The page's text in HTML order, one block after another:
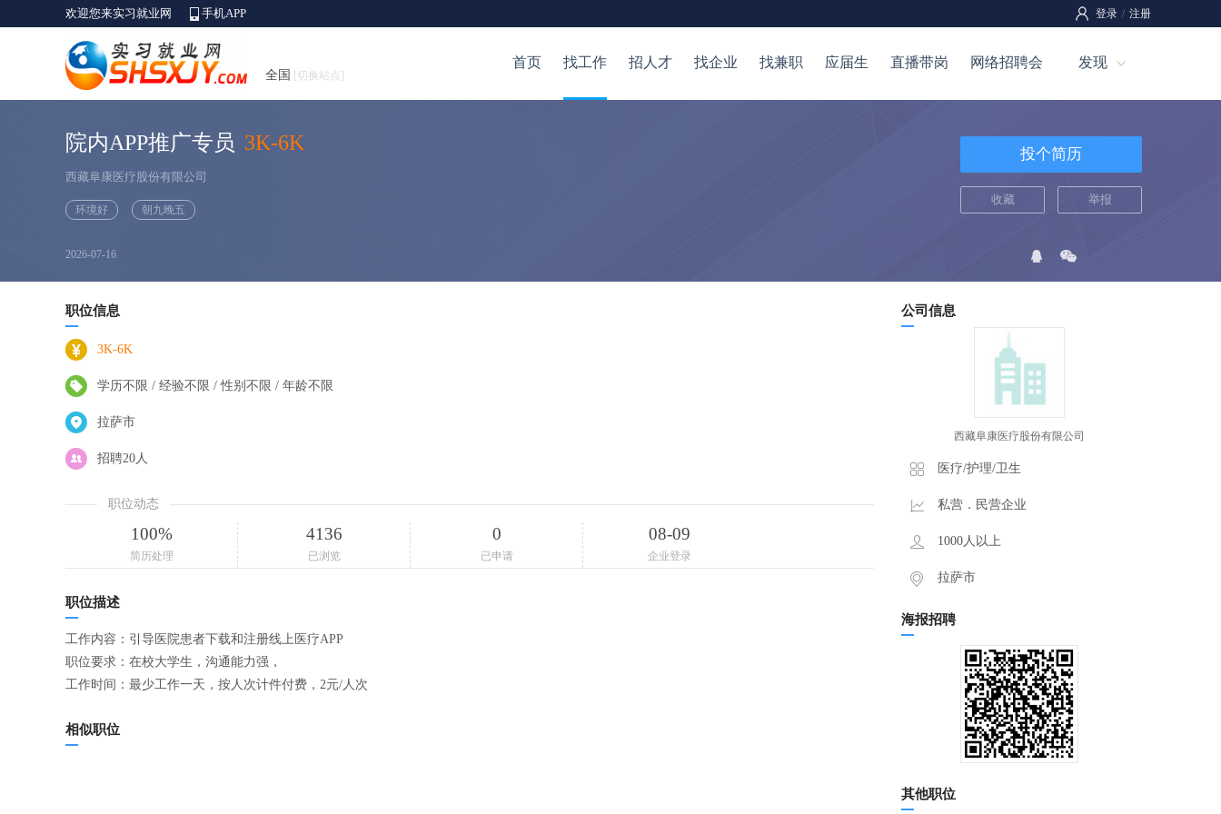
欢迎您来实习就业网 手机APP 登录 / 注册
全国 [切换站点]
首页 找工作 招人才 找企业 找兼职 应届生 直播带岗 网络招聘会 发现
院内APP推广专员 3K-6K
西藏阜康医疗股份有限公司
环境好 朝九晚五
投个简历
收藏 举报
2026-07-16
职位信息
3K-6K
学历不限 / 经验不限 / 性别不限 / 年龄不限
拉萨市
招聘20人
职位动态
100%
简历处理
4136
已浏览
0
已申请
08-09
企业登录
职位描述
工作内容：引导医院患者下载和注册线上医疗APP
职位要求：在校大学生，沟通能力强，
工作时间：最少工作一天，按人次计件付费，2元/人次
相似职位
公司信息
西藏阜康医疗股份有限公司
医疗/护理/卫生
私营．民营企业
1000人以上
拉萨市
海报招聘
其他职位